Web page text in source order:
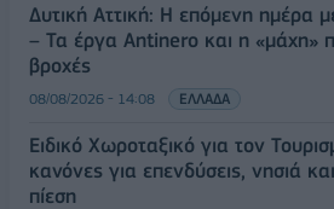
Δυτική Αττική: Η επόμενη ημέρα
– Τα έργα Antinero και η «μάχη»
βροχές
08/08/2026 - 14:08 ΕΛΛΑΔΑ
Ειδικό Χωροταξικό για τον
κανόνες για επενδύσεις, νησιά
πίεση